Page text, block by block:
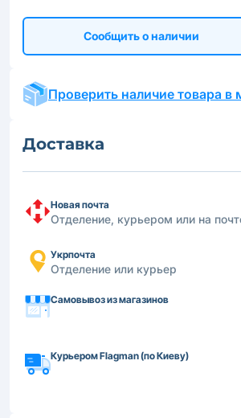
Сообщить о наличии
Проверить наличие товара в
Доставка
Новая почта
Отделение, курьером или на
Укрпочта
Отделение или курьер
Самовывоз из магазинов
Курьером Flagman (по Киеву)